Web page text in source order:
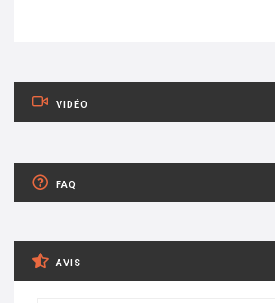
VIDÉO
FAQ
AVIS